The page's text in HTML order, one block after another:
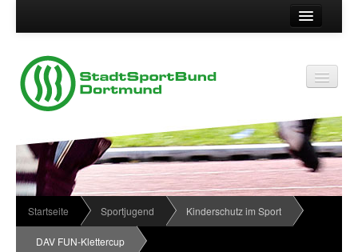
Suche
Vereinsservice
Vereinskennziffer
Passwort
Kontakt
Impressum
Datenschutz
Wir über uns
Organisationsstruktur
News
Startseite Sportjugend Kinderschutz im Sport
DAV FUN-Klettercup